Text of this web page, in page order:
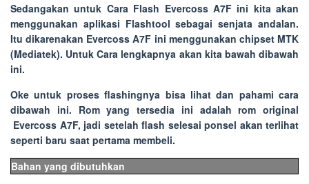
Sedangakan untuk Cara Flash Evercoss A7F ini kita akan
menggunakan aplikasi Flashtool sebagai senjata andalan.
Itu dikarenakan Evercoss A7F ini menggunakan chipset MTK
(Mediatek). Untuk Cara lengkapnya akan kita bawah dibawah
ini.
Oke untuk proses flashingnya bisa lihat dan pahami cara
dibawah ini. Rom yang tersedia ini adalah rom original
Evercoss A7F, jadi setelah flash selesai ponsel akan terlihat
seperti baru saat pertama membeli.
Bahan yang dibutuhkan